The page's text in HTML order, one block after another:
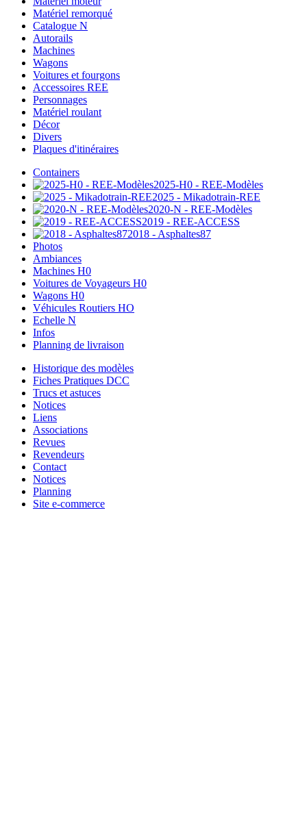
Matériel remorqué
Catalogue N
Autorails
Machines
Wagons
Voitures et fourgons
Accessoires REE
Personnages
Matériel roulant
Décor
Divers
Plaques d'itinéraires
Containers
2025-H0 - REE-Modèles
2025 - Mikadotrain-REE
2020-N - REE-Modèles
2019 - REE-ACCESS
2018 - Asphaltes87
Photos
Ambiances
Machines H0
Voitures de Voyageurs H0
Wagons H0
Véhicules Routiers HO
Echelle N
Infos
Planning de livraison
Historique des modèles
Fiches Pratiques DCC
Trucs et astuces
Notices
Liens
Associations
Revues
Revendeurs
Contact
Notices
Planning
Site e-commerce